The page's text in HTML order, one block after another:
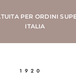
PER ORDINI
ITALIA
1920